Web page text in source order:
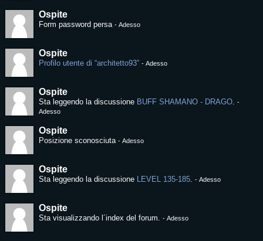
Ospite
Form password persa - Adesso
Ospite
Profilo utente di “architetto93” - Adesso
Ospite
Sta leggendo la discussione BUFF SHAMANO - DRAGO. -
Adesso
Ospite
Posizione sconosciuta - Adesso
Ospite
Sta leggendo la discussione LEVEL 135-185. - Adesso
Ospite
Sta visualizzando l´index del forum. - Adesso